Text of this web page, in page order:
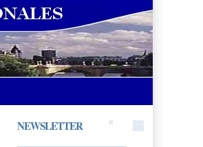
NEWSLETTER